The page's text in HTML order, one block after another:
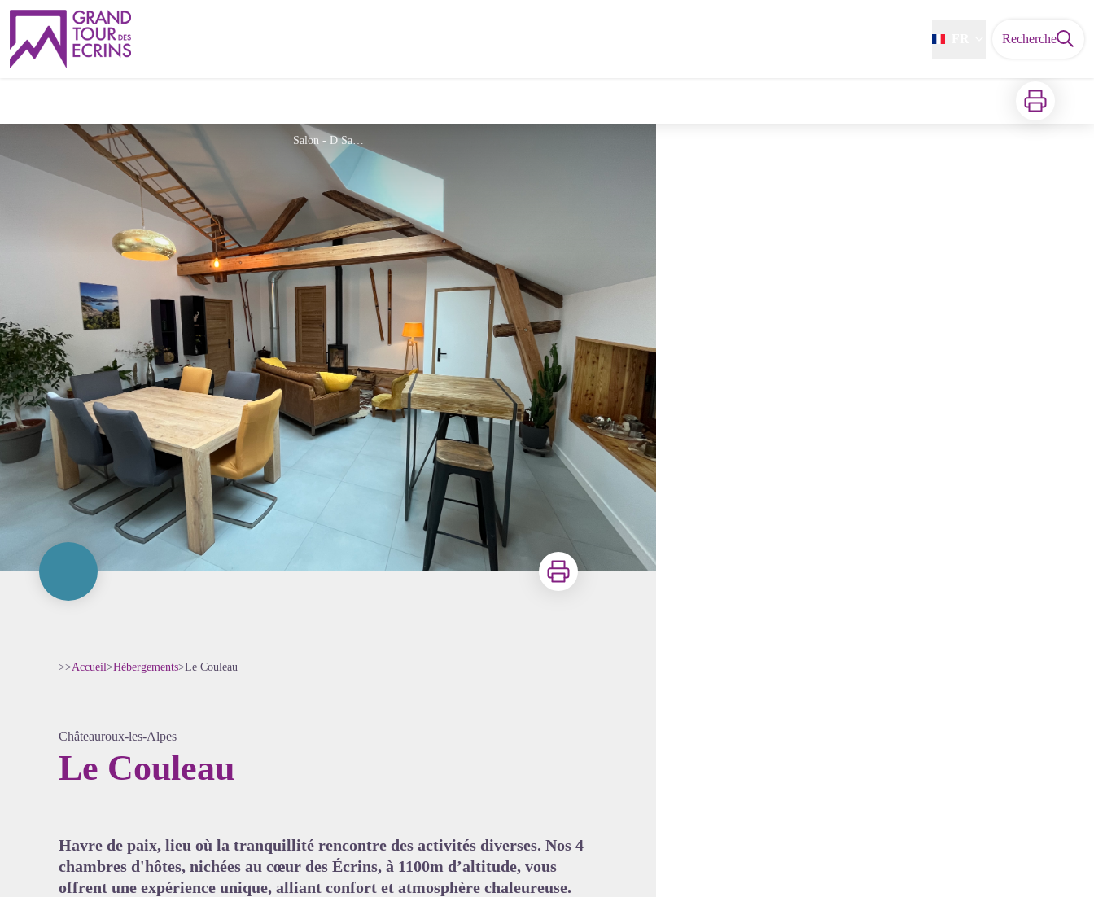
Recherche
Imprimer
Salon - D Sarot
Imprimer
>>Accueil>Hébergements>Le Couleau
Châteauroux-les-Alpes
Le Couleau
Havre de paix, lieu où la tranquillité rencontre des activités diverses. Nos 4
chambres d'hôtes, nichées au cœur des Écrins, à 1100m d’altitude, vous
offrent une expérience unique, alliant confort et atmosphère chaleureuse.